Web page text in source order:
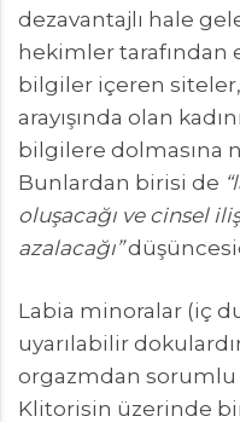
dezavantajlı hale
hekimler tarafından
bilgiler içeren
arayışında olan
bilgilere dolmasına
Bunlardan birisi de
oluşacağı ve cinsel
azalacağı”
Labia minoralar (iç
uyarılabilir
orgazmdan sorumlu
Klitorisin üzerinde